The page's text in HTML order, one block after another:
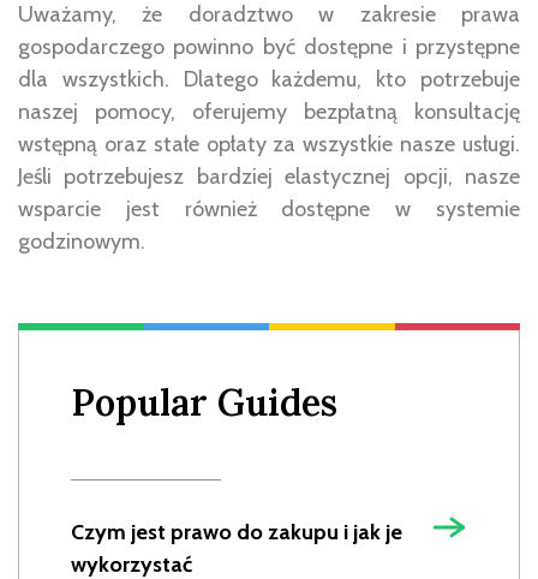
Uważamy, że doradztwo w zakresie prawa
gospodarczego powinno być dostępne i przystępne
dla wszystkich. Dlatego każdemu, kto potrzebuje
naszej pomocy, oferujemy bezpłatną konsultację
wstępną oraz stałe opłaty za wszystkie nasze usługi.
Jeśli potrzebujesz bardziej elastycznej opcji, nasze
wsparcie jest również dostępne w systemie
godzinowym.
Popular Guides
Czym jest prawo do zakupu i jak je
wykorzystać